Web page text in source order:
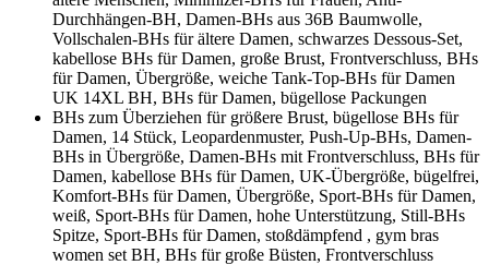
Durchhängen-BH, Damen-BHs aus 36B Baumwolle,
Vollschalen-BHs für ältere Damen, schwarzes Dessous-Set,
kabellose BHs für Damen, große Brust, Frontverschluss, BHs
für Damen, Übergröße, weiche Tank-Top-BHs für Damen
UK 14XL BH, BHs für Damen, bügellose Packungen
BHs zum Überziehen für größere Brust, bügellose BHs für
Damen, 14 Stück, Leopardenmuster, Push-Up-BHs, Damen-
BHs in Übergröße, Damen-BHs mit Frontverschluss, BHs für
Damen, kabellose BHs für Damen, UK-Übergröße, bügelfrei,
Komfort-BHs für Damen, Übergröße, Sport-BHs für Damen,
weiß, Sport-BHs für Damen, hohe Unterstützung, Still-BHs
Spitze, Sport-BHs für Damen, stoßdämpfend , gym bras
women set BH, BHs für große Büsten, Frontverschluss